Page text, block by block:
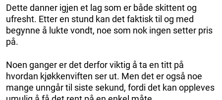
Dette danner igjen et lag som er både skittent og
ufresht. Etter en stund kan det faktisk til og med
begynne å lukte vondt, noe som nok ingen setter pris
på.
Noen ganger er det derfor viktig å ta en titt på
hvordan kjøkkenviften ser ut. Men det er også noe
mange unngår til siste sekund, fordi det kan oppleves